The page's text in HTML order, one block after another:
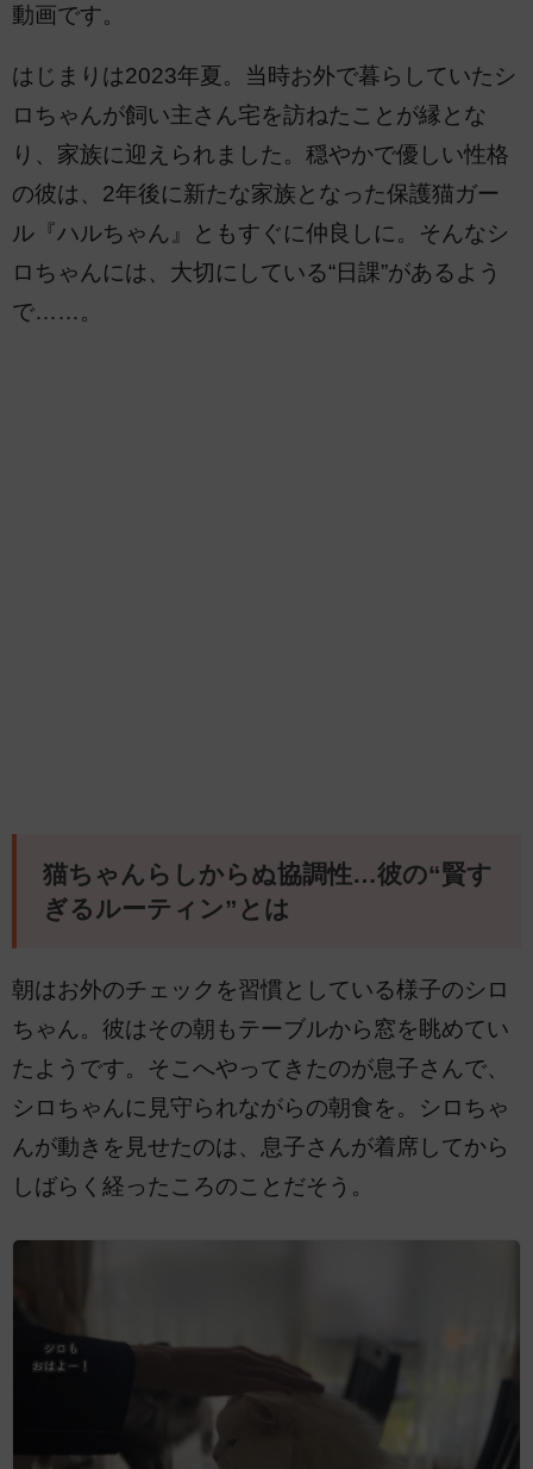
動画です。
はじまりは2023年夏。当時お外で暮らしていたシ
ロちゃんが飼い主さん宅を訪ねたことが縁とな
り、家族に迎えられました。穏やかで優しい性格
の彼は、2年後に新たな家族となった保護猫ガー
ル『ハルちゃん』ともすぐに仲良しに。そんなシ
ロちゃんには、大切にしている“日課”があるよう
で……。
猫ちゃんらしからぬ協調性…彼の“賢す
ぎるルーティン”とは
朝はお外のチェックを習慣としている様子のシロ
ちゃん。彼はその朝もテーブルから窓を眺めてい
たようです。そこへやってきたのが息子さんで、
シロちゃんに見守られながらの朝食を。シロちゃ
んが動きを見せたのは、息子さんが着席してから
しばらく経ったころのことだそう。